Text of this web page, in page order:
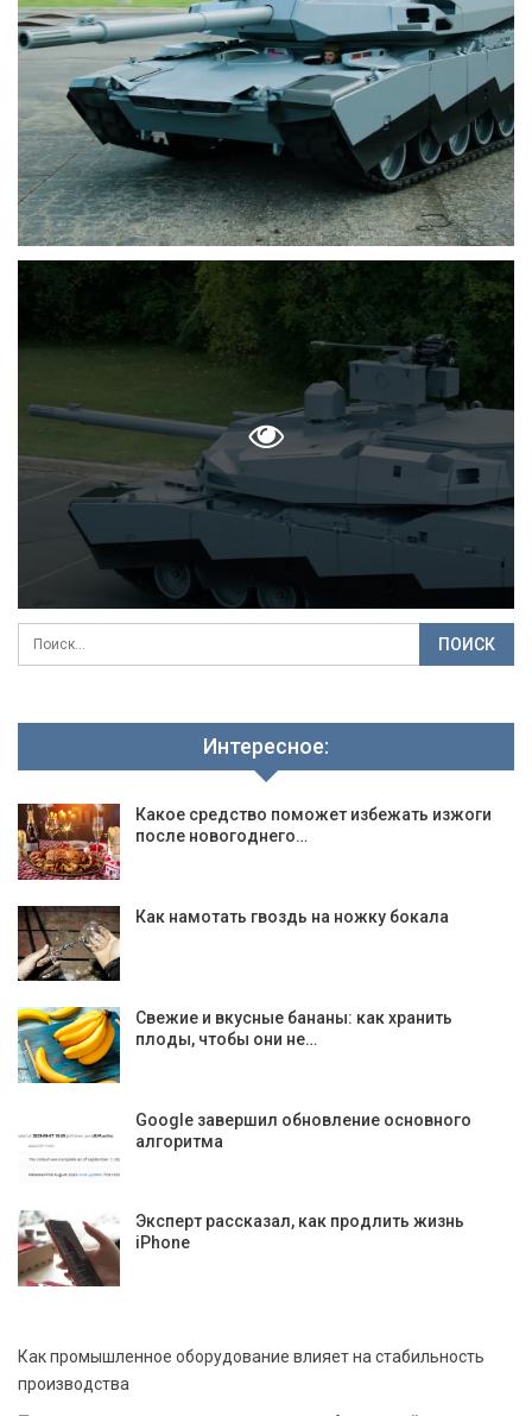
Интересное:
Какое средство поможет избежать изжоги
после новогоднего…
Как намотать гвоздь на ножку бокала
Свежие и вкусные бананы: как хранить
плоды, чтобы они не…
Google завершил обновление основного
алгоритма
Эксперт рассказал, как продлить жизнь
iPhone
Как промышленное оборудование влияет на стабильность
производства